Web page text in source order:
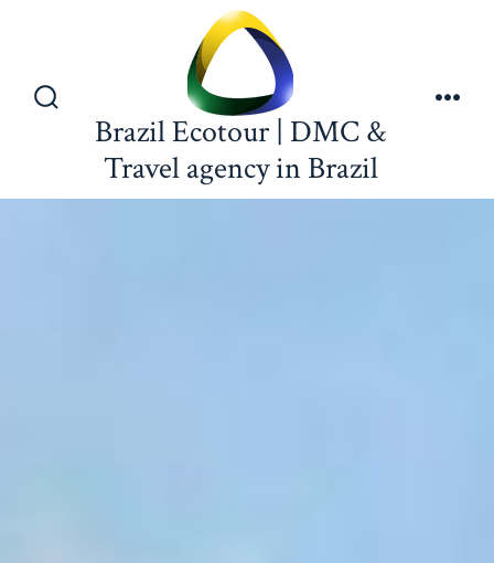
Brazil Ecotour | DMC &
Travel agency in Brazil